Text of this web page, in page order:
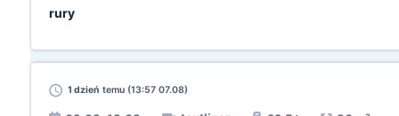
rury
1 dzień temu (13:57 07.08)